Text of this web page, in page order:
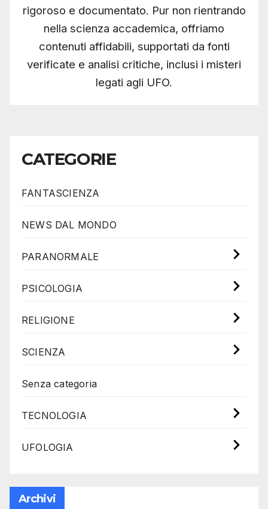
rigoroso e documentato. Pur non rientrando
nella scienza accademica, offriamo
contenuti affidabili, supportati da fonti
verificate e analisi critiche, inclusi i misteri
legati agli UFO.
CATEGORIE
FANTASCIENZA
NEWS DAL MONDO
PARANORMALE
PSICOLOGIA
RELIGIONE
SCIENZA
Senza categoria
TECNOLOGIA
UFOLOGIA
Archivi